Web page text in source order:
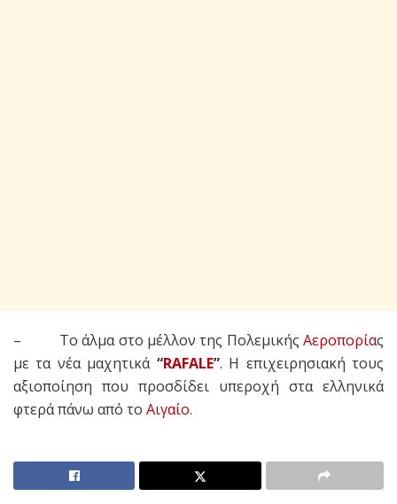
– Το άλμα στο μέλλον της Πολεμικής Αεροπορίας
με τα νέα μαχητικά “RAFALE”. Η επιχειρησιακή τους
αξιοποίηση που προσδίδει υπεροχή στα ελληνικά
φτερά πάνω από το Αιγαίο.